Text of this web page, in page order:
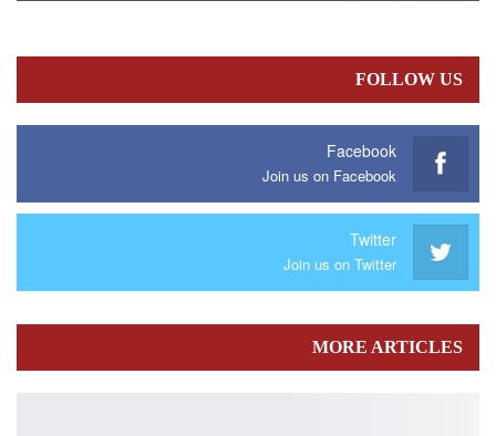
FOLLOW US
Facebook
Join us on Facebook
Twitter
Join us on Twitter
MORE ARTICLES